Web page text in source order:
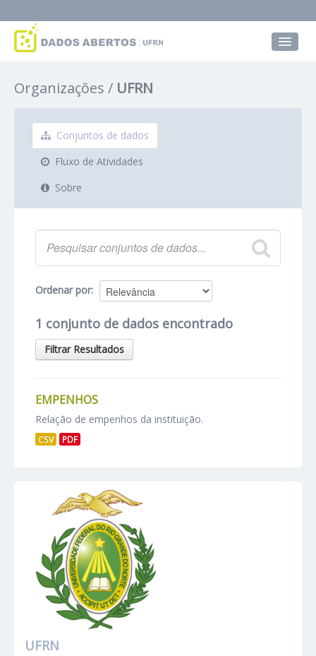
Grupos
Sobre
Organizações UFRN
Conjuntos de dados
Fluxo de Atividades
Sobre
Ordenar por
1 conjunto de dados encontrado
Filtrar Resultados
EMPENHOS
Relação de empenhos da instituição.
CSV PDF
UFRN